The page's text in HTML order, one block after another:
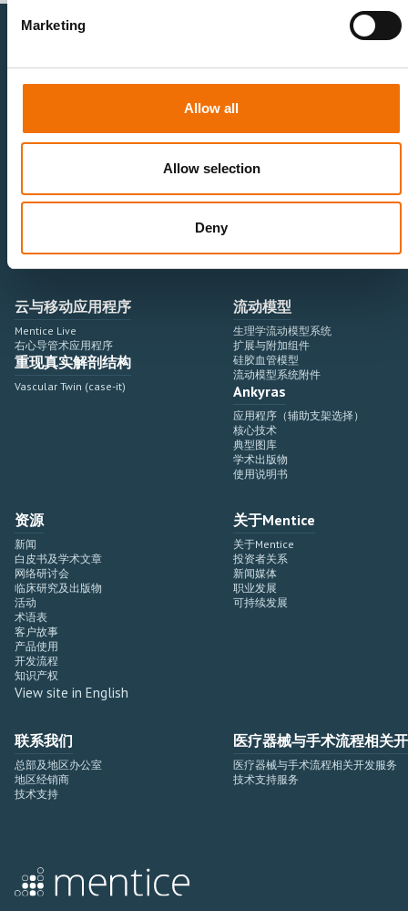
Marketing
Allow all
Allow selection
Deny
外周血管领域
产品使用
研究与开发
销售与市场营销
专业教育
开发流程
血管造影设备集成 虚拟模拟
云与移动应用程序
Mentice Live
右心导管术应用程序
重现真实解剖结构
Vascular Twin (case-it)
流动模型
生理学流动模型系统
扩展与附加组件
硅胶血管模型
流动模型系统附件
Ankyras
应用程序（辅助支架选择）
核心技术
典型图库
学术出版物
使用说明书
资源
新闻
白皮书及学术文章
网络研讨会
临床研究及出版物
活动
术语表
客户故事
产品使用
开发流程
知识产权
View site in English
关于Mentice
关于Mentice
投资者关系
新闻媒体
职业发展
可持续发展
联系我们
总部及地区办公室
地区经销商
技术支持
医疗器械与手术流程相关
医疗器械与手术流程相关开发服务
技术支持服务